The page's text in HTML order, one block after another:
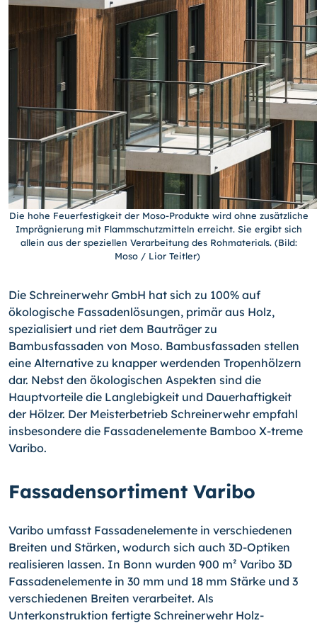
Die hohe Feuerfestigkeit der Moso-Produkte wird ohne zusätzliche
Imprägnierung mit Flammschutzmitteln erreicht. Sie ergibt sich
allein aus der speziellen Verarbeitung des Rohmaterials. (Bild:
Moso / Lior Teitler)
Die Schreinerwehr GmbH hat sich zu 100% auf
ökologische Fassadenlösungen, primär aus Holz,
spezialisiert und riet dem Bauträger zu
Bambusfassaden von Moso. Bambusfassaden stellen
eine Alternative zu knapper werdenden Tropenhölzern
dar. Nebst den ökologischen Aspekten sind die
Hauptvorteile die Langlebigkeit und Dauerhaftigkeit
der Hölzer. Der Meisterbetrieb Schreinerwehr empfahl
insbesondere die Fassadenelemente Bamboo X-treme
Varibo.
Fassadensortiment Varibo
Varibo umfasst Fassadenelemente in verschiedenen
Breiten und Stärken, wodurch sich auch 3D-Optiken
realisieren lassen. In Bonn wurden 900 m² Varibo 3D
Fassadenelemente in 30 mm und 18 mm Stärke und 3
verschiedenen Breiten verarbeitet. Als
Unterkonstruktion fertigte Schreinerwehr Holz-